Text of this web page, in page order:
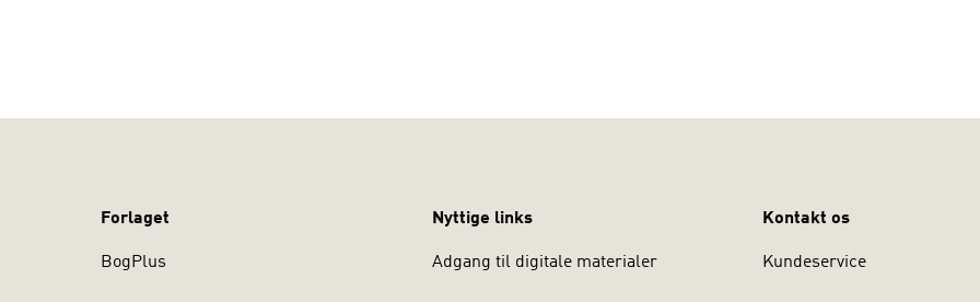
filosofisk praksis ved Center for Dialog og Organisation, Institut for
Forlaget
BogPlus
Nyttige links
Adgang til digitale materialer
Kontakt os
Kundeservice